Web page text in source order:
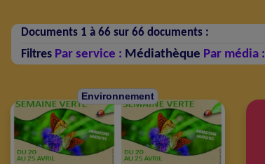
Documents 1 à 66 sur 66 documents :
Filtres Par service : Médiathèque Par média :
Environnement